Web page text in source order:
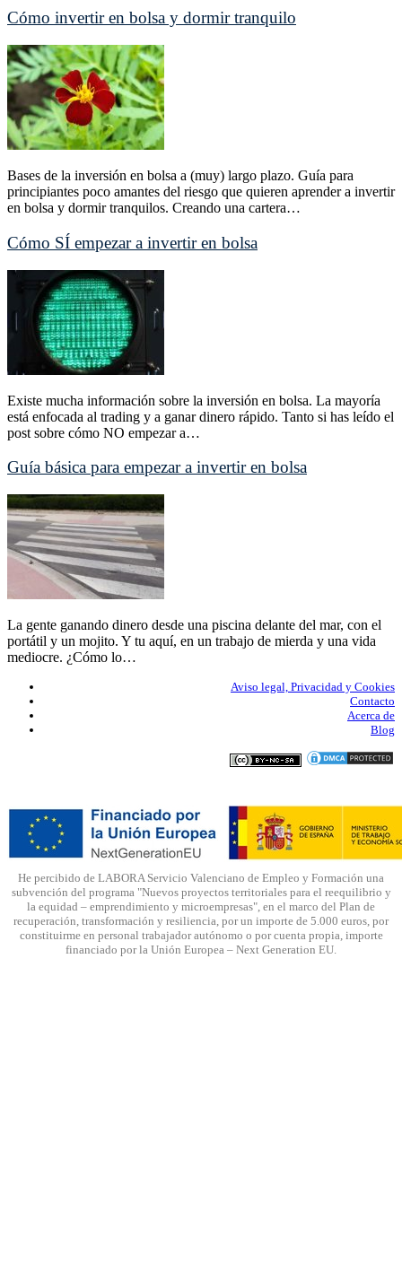
Cómo invertir en bolsa y dormir tranquilo
Bases de la inversión en bolsa a (muy) largo plazo. Guía para
principiantes poco amantes del riesgo que quieren aprender a invertir
en bolsa y dormir tranquilos. Creando una cartera…
Cómo SÍ empezar a invertir en bolsa
Existe mucha información sobre la inversión en bolsa. La mayoría
está enfocada al trading y a ganar dinero rápido. Tanto si has leído el
post sobre cómo NO empezar a…
Guía básica para empezar a invertir en bolsa
La gente ganando dinero desde una piscina delante del mar, con el
portátil y un mojito. Y tu aquí, en un trabajo de mierda y una vida
mediocre. ¿Cómo lo…
Aviso legal, Privacidad y Cookies
Contacto
Acerca de
Blog
He percibido de LABORA Servicio Valenciano de Empleo y Formación una
subvención del programa "Nuevos proyectos territoriales para el reequilibrio y
la equidad – emprendimiento y microempresas", en el marco del Plan de
recuperación, transformación y resiliencia, por un importe de 5.000 euros, por
constituirme en personal trabajador autónomo o por cuenta propia, importe
financiado por la Unión Europea – Next Generation EU.